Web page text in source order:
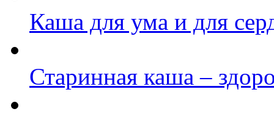
Каша для ума и для
Старинная каша –